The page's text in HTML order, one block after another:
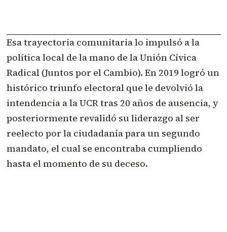
Esa trayectoria comunitaria lo impulsó a la
política local de la mano de la Unión Cívica
Radical (Juntos por el Cambio). En 2019 logró un
histórico triunfo electoral que le devolvió la
intendencia a la UCR tras 20 años de ausencia, y
posteriormente revalidó su liderazgo al ser
reelecto por la ciudadanía para un segundo
mandato, el cual se encontraba cumpliendo
hasta el momento de su deceso.